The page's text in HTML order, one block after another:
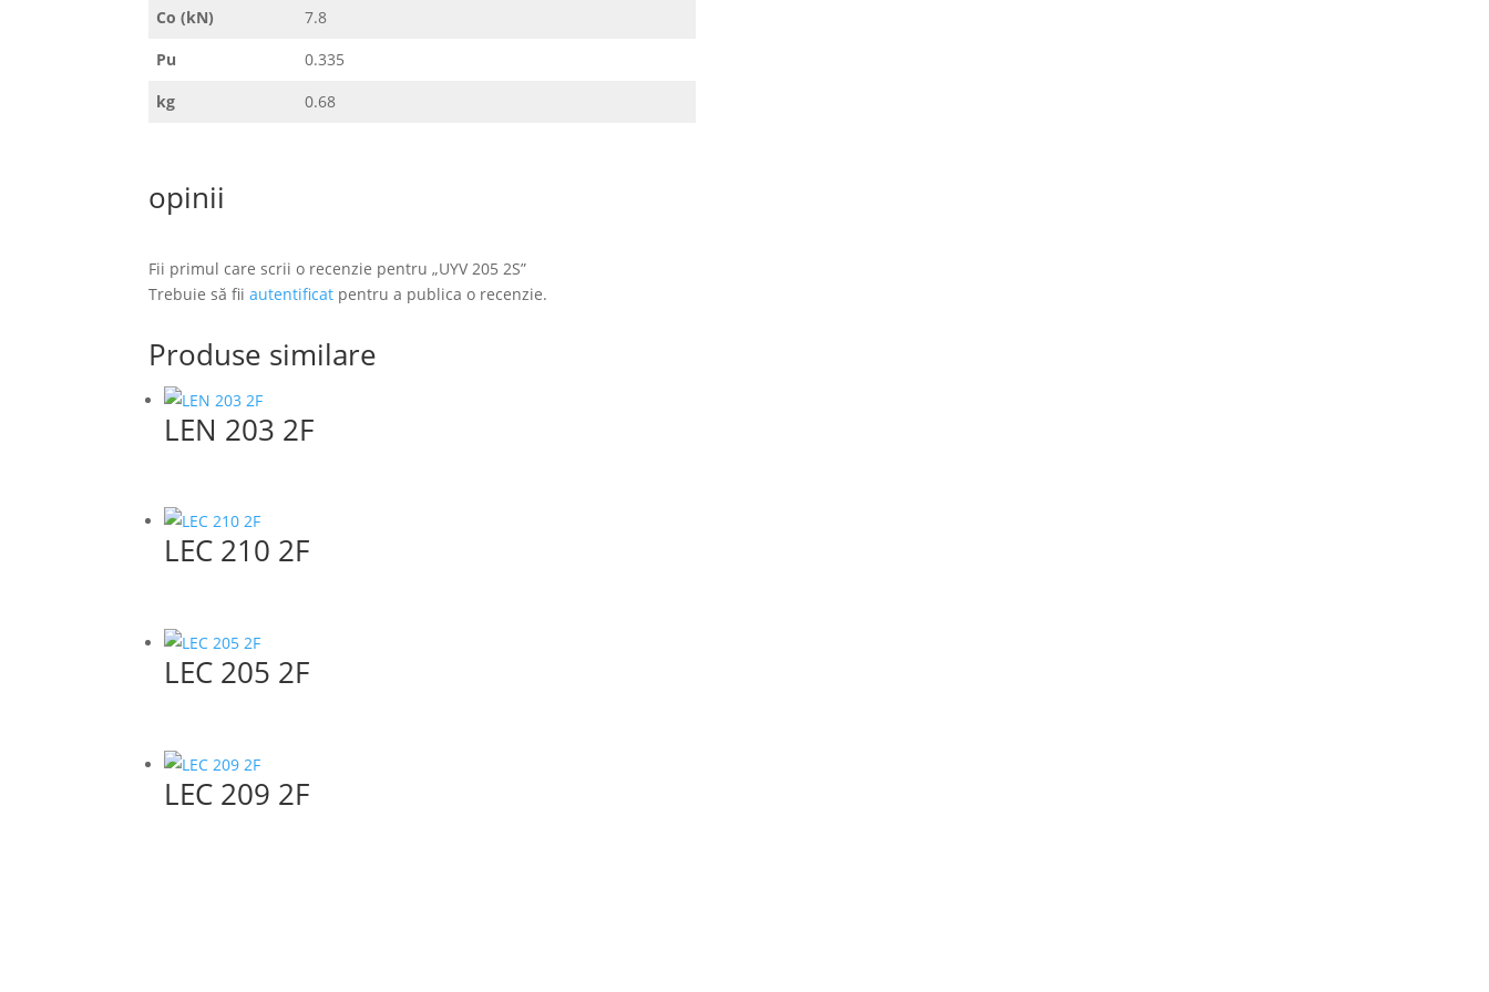
Co (kN)
7.8
Pu
0.335
kg
0.68
opinii
Fii primul care scrii o recenzie pentru „UYV 205 2S”
Trebuie să fiiautentificat pentru a publica o recenzie.
Produse similare
LEN 203 2F
LEC 210 2F
LEC 205 2F
LEC 209 2F